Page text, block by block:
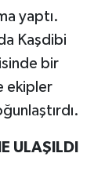
yaptı.
Kaşdibi
bir
ekipler
ULAŞILDI